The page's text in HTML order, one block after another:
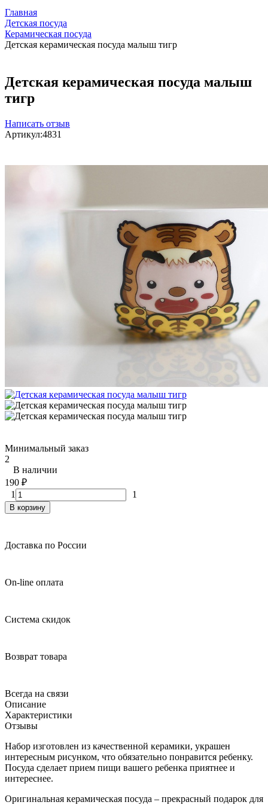
Главная
Детская посуда
Керамическая посуда
Детская керамическая посуда малыш тигр
Детская керамическая посуда малыш
тигр
Написать отзыв
Артикул:4831
Минимальный заказ
2
В наличии
190 ₽
1
1
В корзину
Доставка по России
On-line оплата
Система скидок
Возврат товара
Всегда на связи
Описание
Характеристики
Отзывы
Набор изготовлен из качественной керамики, украшен
интересным рисунком, что обязательно понравится ребенку.
Посуда сделает прием пищи вашего ребенка приятнее и
интереснее.
Оригинальная керамическая посуда – прекрасный подарок для